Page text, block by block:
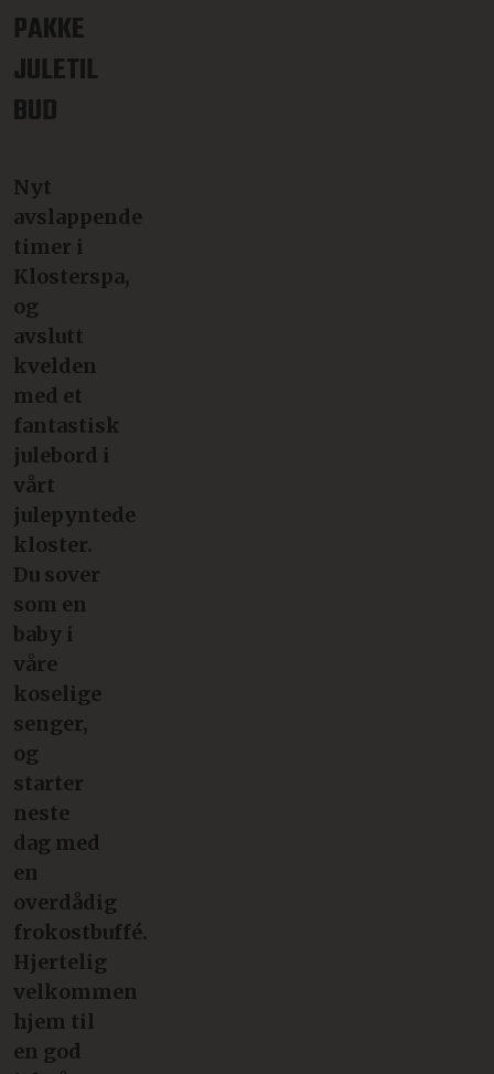
PAKKE
JULETIL
BUD
Nyt
avslappende
timer i
Klosterspa,
og
avslutt
kvelden
med et
fantastisk
julebord i
vårt
julepyntede
kloster.
Du sover
som en
baby i
våre
koselige
senger,
og
starter
neste
dag med
en
overdådig
frokostbuffé.
Hjertelig
velkommen
hjem til
en god